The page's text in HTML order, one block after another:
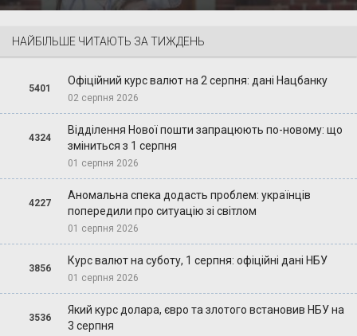
НАЙБІЛЬШЕ ЧИТАЮТЬ ЗА ТИЖДЕНЬ
5401
Офіційний курс валют на 2 серпня: дані Нацбанку
02 серпня 2026
4324
Відділення Нової пошти запрацюють по-новому: що
зміниться з 1 серпня
01 серпня 2026
4227
Аномальна спека додасть проблем: українців
попередили про ситуацію зі світлом
01 серпня 2026
3856
Курс валют на суботу, 1 серпня: офіційні дані НБУ
01 серпня 2026
3536
Який курс долара, євро та злотого встановив НБУ на
3 серпня